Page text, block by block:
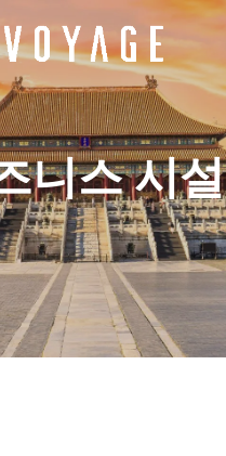
니스 시설